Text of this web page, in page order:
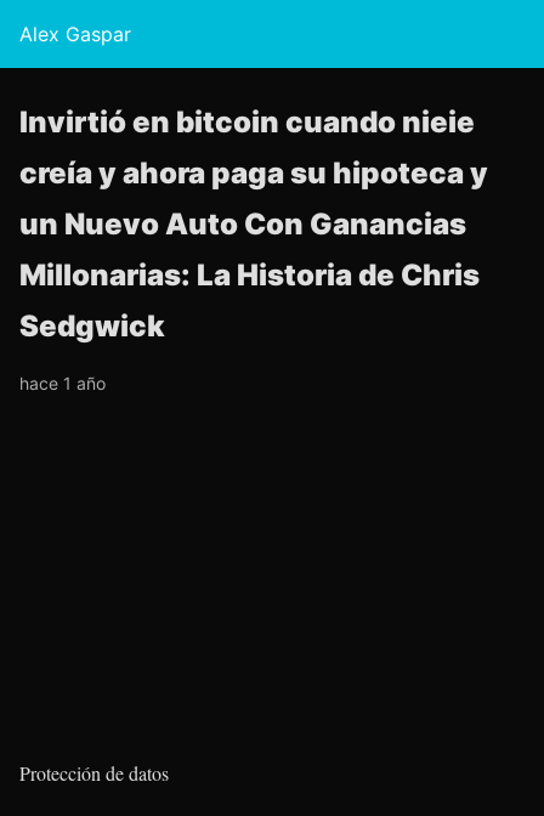
Alex Gaspar
Invirtió en bitcoin cuando nieie
creía y ahora paga su hipoteca y
un Nuevo Auto Con Ganancias
Millonarias: La Historia de Chris
Sedgwick
hace 1 año
Protección de datos